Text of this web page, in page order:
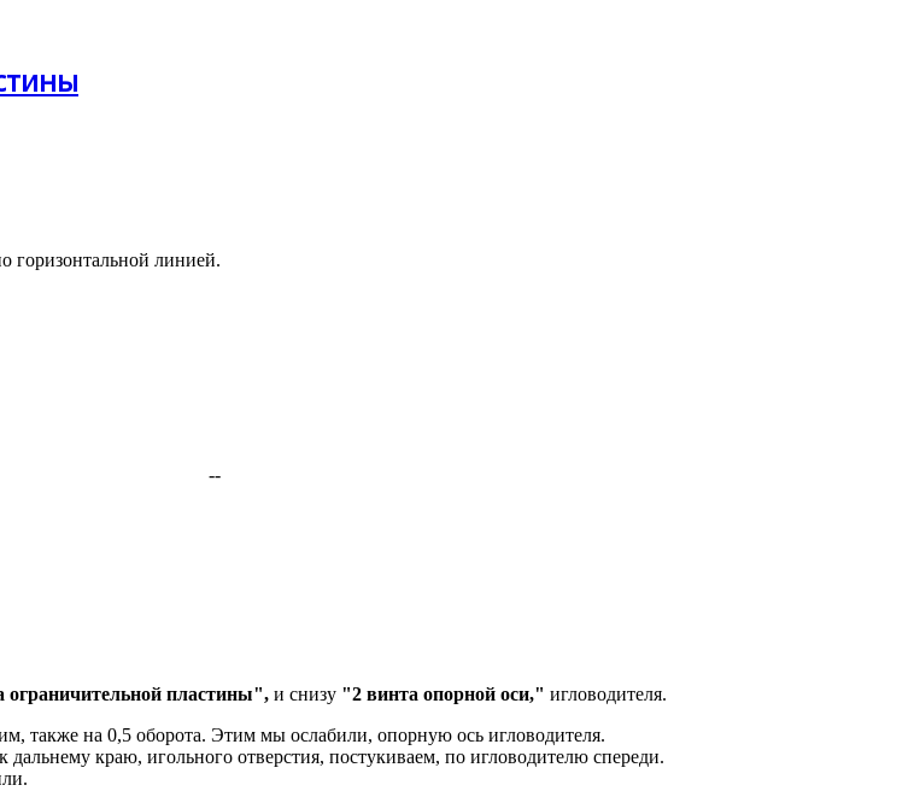
горизонтальной линией.
--
ограничительной пластины", и снизу "2 винта опорной оси," игловодителя.
также на 0,5 оборота. Этим мы ослабили, опорную ось игловодителя.
дальнему краю, игольного отверстия, постукиваем, по игловодителю спереди.